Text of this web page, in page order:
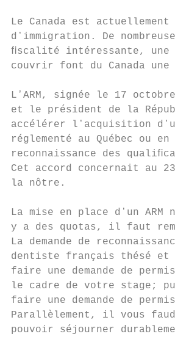
Le Canada est
dʼimmigration. De
ﬁscalité intéressante, une
couvrir font du Canada
LʼARM, signée le 17
et le président de la
accélérer lʼacquisition
réglementé au Québec ou
reconnaissance des
Cet accord concernait au
la nôtre.
La mise en place dʼun
y a des quotas, il faut
La demande de
dentiste français thésé
faire une demande de
le cadre de votre stage;
faire une demande de
Parallèlement, il vous
pouvoir séjourner